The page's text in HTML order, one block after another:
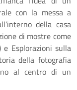
con la messa a
della casa
di mostre come
Esplorazioni sulla
della fotografia
al centro di un